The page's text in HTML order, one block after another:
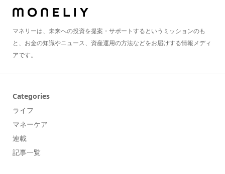
マネリーは、未来への投資を提案・サポートするというミッションのも
と、お金の知識やニュース、資産運用の方法などをお届けする情報メディ
アです。
Categories
ライフ
マネーケア
連載
記事一覧